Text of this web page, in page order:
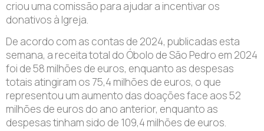
criou uma comissão para ajudar a incentivar os
donativos à Igreja.
De acordo com as contas de 2024, publicadas esta
semana, a receita total do Óbolo de São Pedro em 2024
foi de 58 milhões de euros, enquanto as despesas
totais atingiram os 75,4 milhões de euros, o que
representou um aumento das doações face aos 52
milhões de euros do ano anterior, enquanto as
despesas tinham sido de 109,4 milhões de euros.